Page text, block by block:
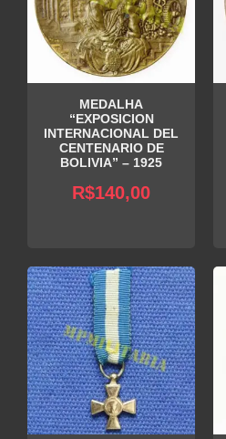
MEDALHA
“EXPOSICION
INTERNACIONAL DEL
CENTENARIO DE
BOLIVIA” – 1925
R$140,00